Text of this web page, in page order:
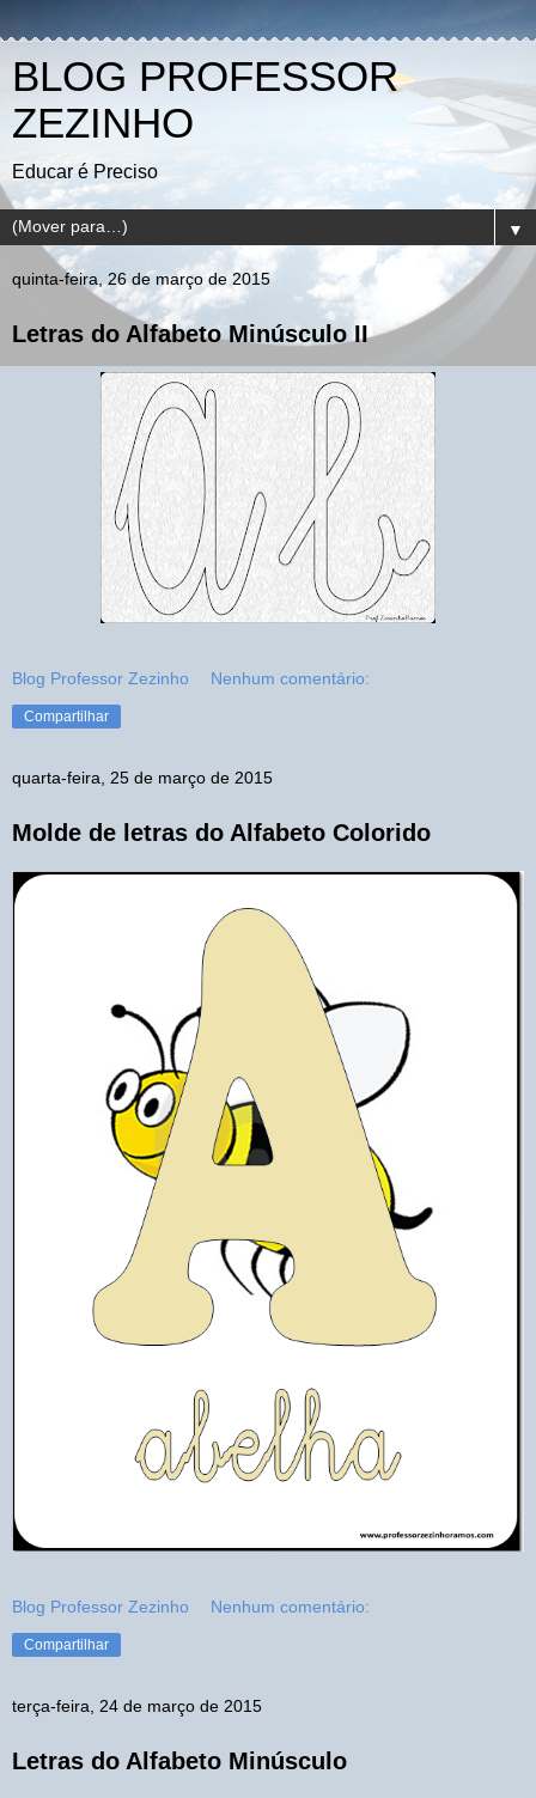
BLOG PROFESSOR
ZEZINHO
Educar é Preciso
▼
quinta-feira, 26 de março de 2015
Letras do Alfabeto Minúsculo II
Blog Professor Zezinho Nenhum comentário:
Compartilhar
quarta-feira, 25 de março de 2015
Molde de letras do Alfabeto Colorido
Blog Professor Zezinho Nenhum comentário:
Compartilhar
terça-feira, 24 de março de 2015
Letras do Alfabeto Minúsculo